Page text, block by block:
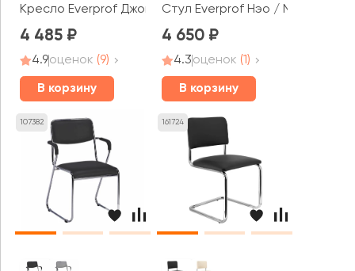
Кресло Everprof Джокер Хром / Joker Chrome
4 485
4.9оценок (9)
В корзину
Стул Everprof Нэо / Neo
4 650
4.3оценок (1)
В корзину
107382 161724